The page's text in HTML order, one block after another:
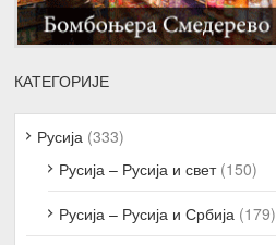
КАТЕГОРИЈЕ
Русија (333)
Русија – Русија и свет(150)
Русија – Русија и Србија (179)